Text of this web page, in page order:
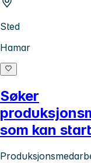
Sted
Hamar
Søker
som kan